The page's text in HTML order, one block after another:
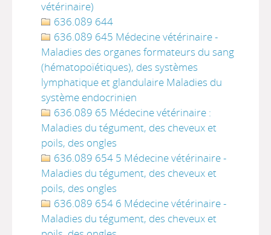
vétérinaire)
636.089 644
636.089 645 Médecine vétérinaire -
Maladies des organes formateurs du sang
(hématopoïétiques), des systèmes
lymphatique et glandulaire Maladies du
système endocrinien
636.089 65 Médecine vétérinaire :
Maladies du tégument, des cheveux et
poils, des ongles
636.089 654 5 Médecine vétérinaire -
Maladies du tégument, des cheveux et
poils, des ongles
636.089 654 6 Médecine vétérinaire -
Maladies du tégument, des cheveux et